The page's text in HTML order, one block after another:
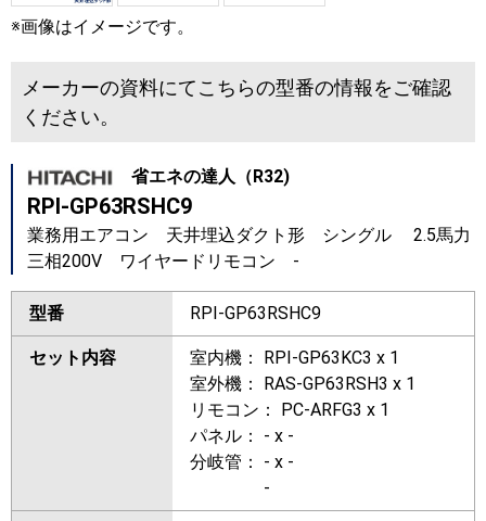
※画像はイメージです。
メーカーの資料にてこちらの型番の情報をご確認
ください。
省エネの達人（R32)
RPI-GP63RSHC9
業務用エアコン 天井埋込ダクト形 シングル 2.5馬力
三相200V ワイヤードリモコン -
型番 RPI-GP63RSHC9
セット内容
室内機： RPI-GP63KC3 x 1
室外機： RAS-GP63RSH3 x 1
リモコン： PC-ARFG3 x 1
パネル： - x -
分岐管： - x -
-